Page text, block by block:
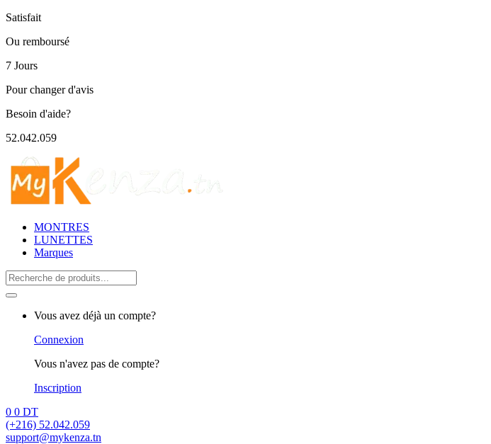
Satisfait
Ou remboursé
7 Jours
Pour changer d'avis
Besoin d'aide?
52.042.059
MONTRES
LUNETTES
Marques
Search
for:
Vous avez déjà un compte?
Connexion
Vous n'avez pas de compte?
Inscription
0 0 DT
(+216) 52.042.059
support@mykenza.tn